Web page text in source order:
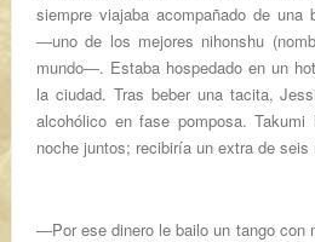
siempre viajaba acompañado de una
―uno de los mejores nihonshu
mundo―. Estaba hospedado en un
la ciudad. Tras beber una tacita,
alcohólico en fase pomposa.
noche juntos; recibiría un extra de seis
―Por ese dinero le bailo un tango